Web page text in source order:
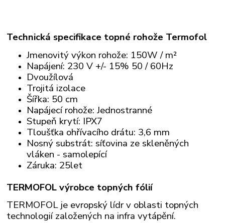
Technická specifikace topné rohože Termofol
Jmenovitý výkon rohože: 150W / m²
Napájení: 230 V +/- 15% 50 / 60Hz
Dvoužílová
Trojitá izolace
Šířka: 50 cm
Napájecí rohože: Jednostranné
Stupeň krytí: IPX7
Tloušťka ohřívacího drátu: 3,6 mm
Nosný substrát: síťovina ze skleněných
vláken - samolepící
Záruka: 25let
TERMOFOL výrobce topných fólií
TERMOFOL je evropský lídr v oblasti topných
technologií založených na infra vytápění.